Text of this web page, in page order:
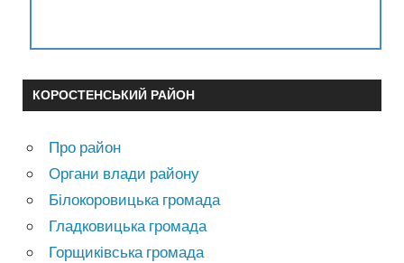
КОРОСТЕНСЬКИЙ РАЙОН
Про район
Органи влади району
Білокоровицька громада
Гладковицька громада
Горщиківська громада